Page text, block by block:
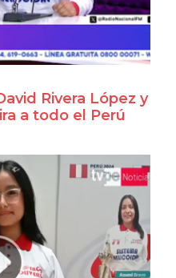
Rivera López y
a todo el Perú